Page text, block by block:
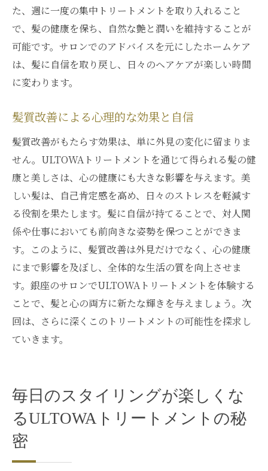
た、週に一度の集中トリートメントを取り入れること
で、髪の健康を保ち、自然な艶と潤いを維持することが
可能です。サロンでのアドバイスを元にしたホームケア
は、髪に自信を取り戻し、日々のヘアケアが楽しい時間
に変わります。
髪質改善による心理的な効果と自信
髪質改善がもたらす効果は、単に外見の変化に留まりま
せん。ULTOWAトリートメントを通じて得られる髪の健
康と美しさは、心の健康にも大きな影響を与えます。美
しい髪は、自己肯定感を高め、日々のストレスを軽減す
る役割を果たします。髪に自信が持てることで、対人関
係や仕事においても前向きな姿勢を保つことができま
す。このように、髪質改善は外見だけでなく、心の健康
にまで影響を及ぼし、全体的な生活の質を向上させま
す。銀座のサロンでULTOWAトリートメントを体験する
ことで、髪と心の両方に新たな輝きを与えましょう。次
回は、さらに深くこのトリートメントの可能性を探求し
ていきます。
毎日のスタイリングが楽しくな
るULTOWAトリートメントの秘
密